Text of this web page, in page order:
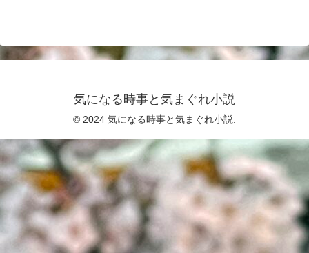
気になる時事と気まぐれ小説
© 2024 気になる時事と気まぐれ小説.